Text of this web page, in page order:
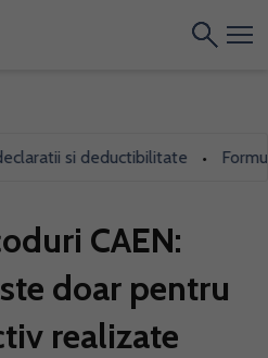
si deductibilitate •
CAEN:
doar pentru
realizate